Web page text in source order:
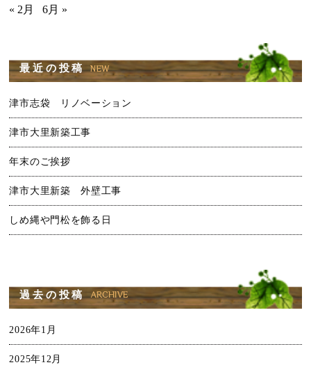
« 2月
6月 »
最近の投稿
津市志袋 リノベーション
津市大里新築工事
年末のご挨拶
津市大里新築 外壁工事
しめ縄や門松を飾る日
過去の投稿
2026年1月
2025年12月